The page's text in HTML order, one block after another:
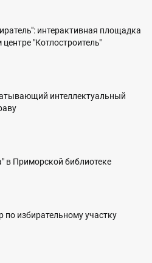
интерактивная площадка
"Котлостроитель"
интеллектуальный
в Приморской библиотеке
избирательному участку